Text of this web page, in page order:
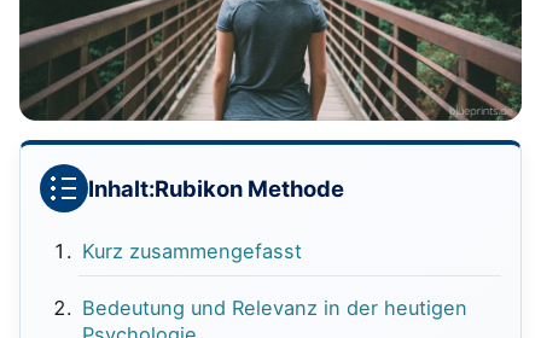
Inhalt:Rubikon Methode
Kurz zusammengefasst
Bedeutung und Relevanz in der heutigen